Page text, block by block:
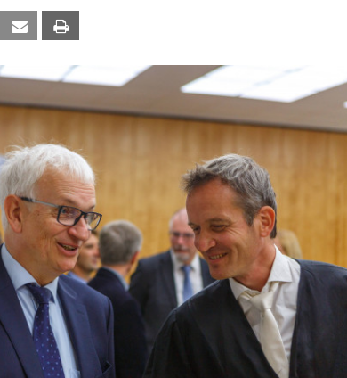
Xing Email